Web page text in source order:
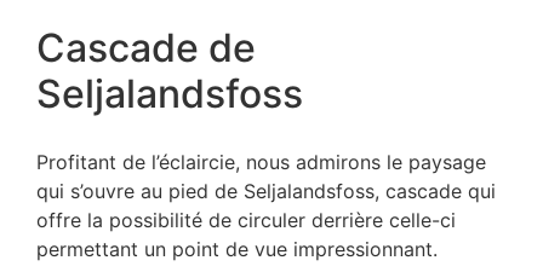
Cascade de
Seljalandsfoss
Profitant de l’éclaircie, nous admirons le paysage
qui s’ouvre au pied de Seljalandsfoss, cascade qui
offre la possibilité de circuler derrière celle-ci
permettant un point de vue impressionnant.